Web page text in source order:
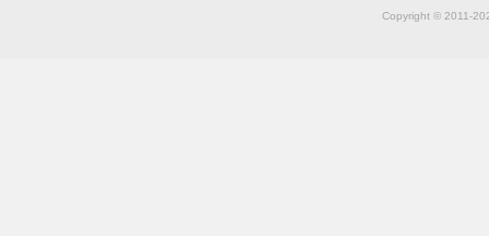
Copyright © 2011-